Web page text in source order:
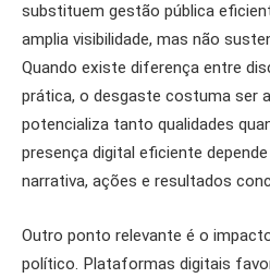
substituem gestão pública
amplia visibilidade, mas não
Quando existe diferença entre
prática, o desgaste costuma ser
potencializa tanto qualidades
presença digital eficiente
narrativa, ações e resultados
Outro ponto relevante é o
político. Plataformas digitais